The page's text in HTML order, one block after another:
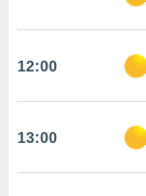
de que
sean
el sitio
para
12:00
13:00